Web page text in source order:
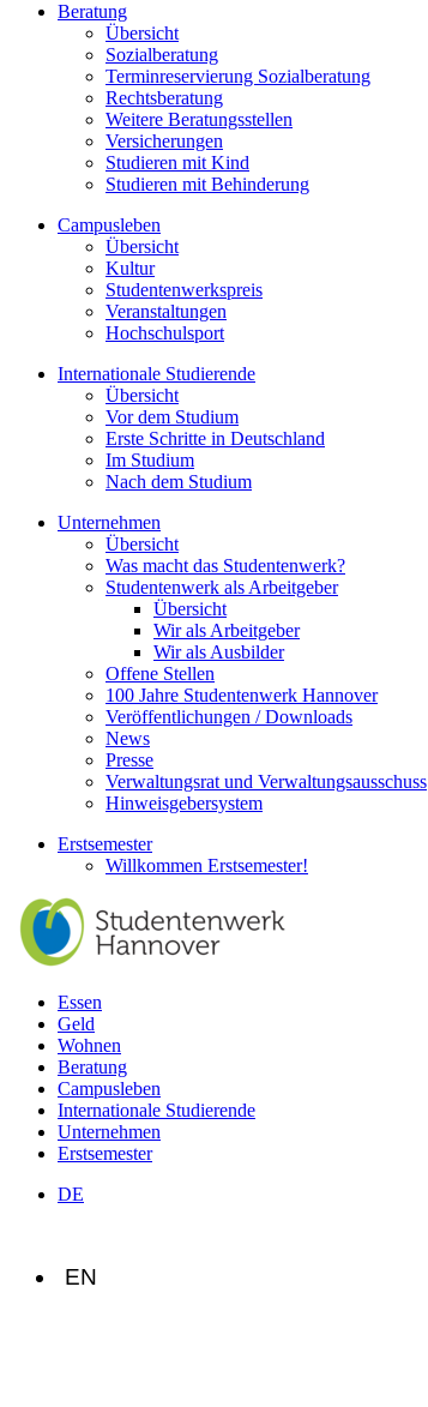
Beratung
Übersicht
Sozialberatung
Terminreservierung Sozialberatung
Rechtsberatung
Weitere Beratungsstellen
Versicherungen
Studieren mit Kind
Studieren mit Behinderung
Campusleben
Übersicht
Kultur
Studentenwerkspreis
Veranstaltungen
Hochschulsport
Internationale Studierende
Übersicht
Vor dem Studium
Erste Schritte in Deutschland
Im Studium
Nach dem Studium
Unternehmen
Übersicht
Was macht das Studentenwerk?
Studentenwerk als Arbeitgeber
Übersicht
Wir als Arbeitgeber
Wir als Ausbilder
Offene Stellen
100 Jahre Studentenwerk Hannover
Veröffentlichungen / Downloads
News
Presse
Verwaltungsrat und Verwaltungsausschuss
Hinweisgebersystem
Erstsemester
Willkommen Erstsemester!
Essen
Geld
Wohnen
Beratung
Campusleben
Internationale Studierende
Unternehmen
Erstsemester
DE
EN